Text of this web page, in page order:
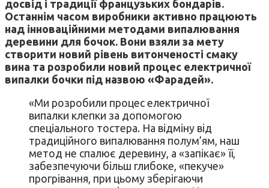
досвід і традиції французьких бондарів.
Останнім часом виробники активно працюють
над інноваційними методами випалювання
деревини для бочок. Вони взяли за мету
створити новий рівень витонченості смаку
вина та розробили новий процес електричної
випалки бочки під назвою «Фарадей».
«Ми розробили процес електричної
випалки клепки за допомогою
спеціального тостера. На відміну від
традиційного випалювання полум’ям, наш
метод не спалює деревину, а «запікає» її,
забезпечуючи більш глибоке, «пекуче»
прогрівання, при цьому зберігаючи